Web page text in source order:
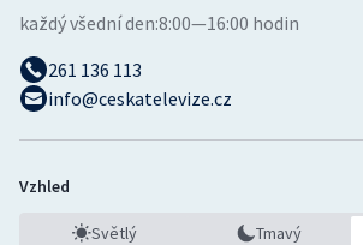
každý všední den:8:00—16:00 hodin
261 136 113
info@ceskatelevize.cz
Vzhled
Světlý Tmavý